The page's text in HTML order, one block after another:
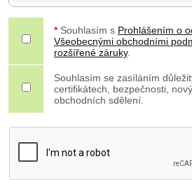
* Souhlasím s Prohlášením o
Všeobecnými obchodními
rozšířené záruky.
Souhlasím se zasíláním
certifikátech, bezpečnosti,
obchodních sdělení.